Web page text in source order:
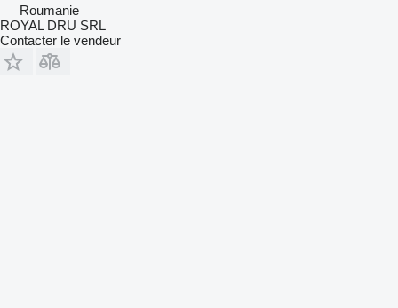
Roumanie
ROYAL DRU SRL
Contacter le vendeur